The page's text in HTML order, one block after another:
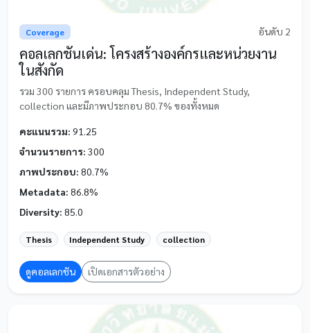
Coverage อันดับ 2
คอลเลกชันเด่น: โครงสร้างองค์กรและหน่วยงาน
ในสังกัด
รวม 300 รายการ ครอบคลุม Thesis, Independent Study,
collection และมีภาพประกอบ 80.7% ของทั้งหมด
คะแนนรวม: 91.25
จำนวนรายการ: 300
ภาพประกอบ: 80.7%
Metadata: 86.8%
Diversity: 85.0
Thesis Independent Study collection
ดูคอลเลกชัน เปิดเอกสารตัวอย่าง